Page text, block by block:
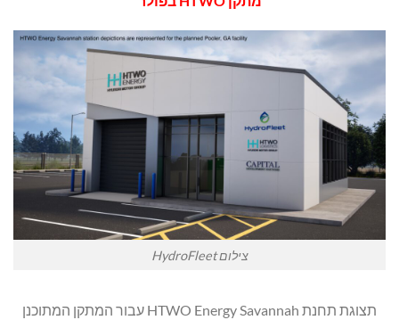
צילום HydroFleet
תצוגת תחנת HTWO Energy Savannah עבור המתקן המתוכנן